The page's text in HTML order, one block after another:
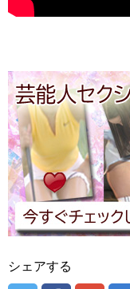
シェアする